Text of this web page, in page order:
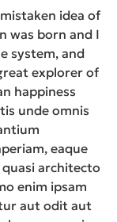
idea of
was born and I
system, and
explorer of
happiness
unde omnis
eaque
architecto
enim ipsam
aut odit aut